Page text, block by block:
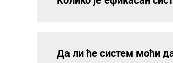
Да ли ће систем моћи